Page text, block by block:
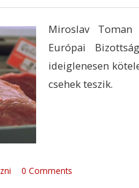
Miroslav Toman
Európai
ideiglenesen
csehek teszik.
0 Comments